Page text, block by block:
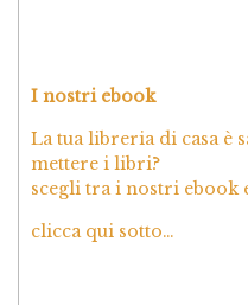
I nostri ebook
La tua libreria di casa è
mettere i libri?
scegli tra i nostri ebook
clicca qui sotto…